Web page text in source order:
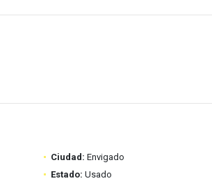
Ciudad: Envigado
Estado: Usado